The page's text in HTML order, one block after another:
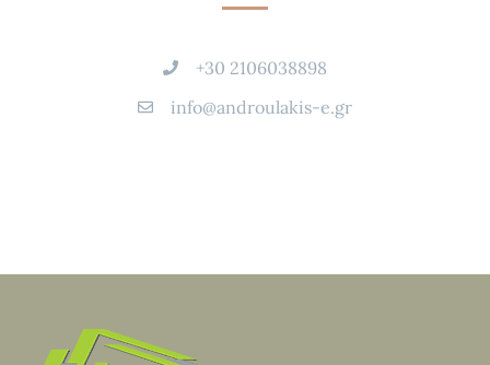
+30 2106038898
info@androulakis-e.gr